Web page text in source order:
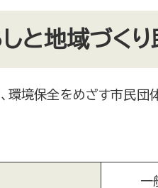
しと地域づく
環境保全をめざす市民団
一